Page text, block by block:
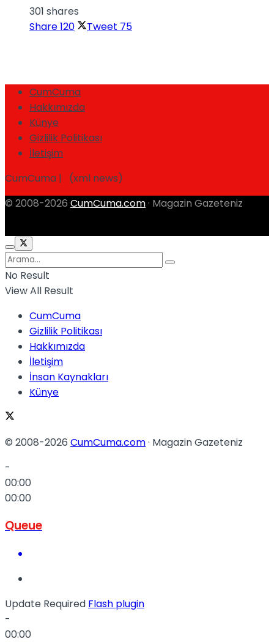
301 shares
Share120 Tweet 75
CumCuma
Hakkımızda
Künye
Gizlilik Politikası
İletişim
CumCuma | (xml news)
© 2008-2026 CumCuma.com · Magazin Gazeteniz
No Result
View All Result
CumCuma
Gizlilik Politikası
Hakkımızda
İletişim
İnsan Kaynakları
Künye
© 2008-2026 CumCuma.com· Magazin Gazeteniz
-
00:00
00:00
Queue
Update Required Flash plugin
-
00:00